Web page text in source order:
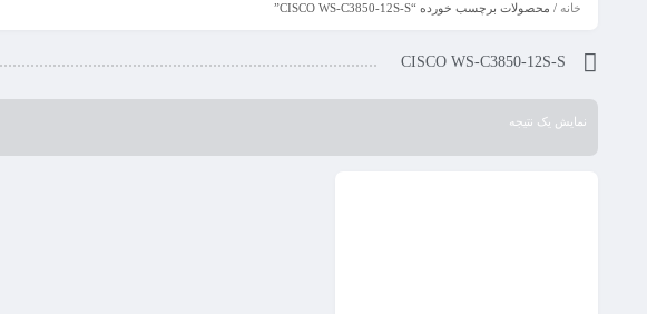
خانه / محصولات برچسب خورده “CISCO WS-C3850-12S-S”
CISCO WS-C3850-12S-S
نمایش یک نتیجه